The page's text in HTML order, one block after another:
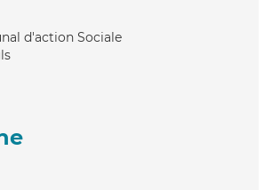
d'action Sociale